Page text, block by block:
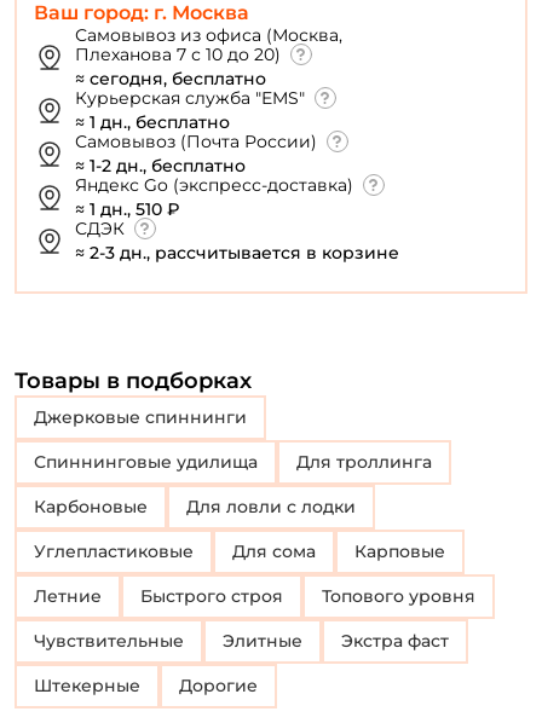
Ваш город: г. Москва
Самовывоз из офиса (Москва,
Плеханова 7 с 10 до 20)
≈ сегодня, бесплатно
Курьерская служба "EMS"
≈ 1 дн., бесплатно
Самовывоз (Почта России)
≈ 1-2 дн., бесплатно
Яндекс Go (экспресс-доставка)
≈ 1 дн., 510 ₽
СДЭК
≈ 2-3 дн., рассчитывается в корзине
Товары в подборках
Джерковые спиннинги
Спиннинговые удилища Для троллинга
Карбоновые Для ловли с лодки
Углепластиковые для сома Карповые
Летние Быстрого строя Топового уровня
Чувствительные Элитные Экстра фаст
Штекерные Дорогие